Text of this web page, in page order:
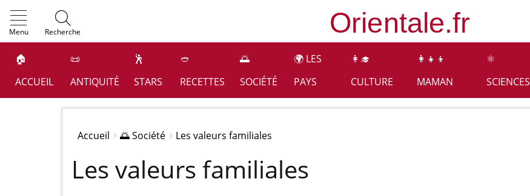
Menu Recherche
🏠
ACCUEIL
📜
ANTIQUITÉ
🕺
STARS
🥙
RECETTES
🌅
SOCIÉTÉ
🌍 LES
PAYS
👩‍🎓
CULTURE
👩‍👧‍👦
MAMAN
⚛️
SCIENCES
Accueil 🌅 Société Les valeurs familiales
Les valeurs familiales